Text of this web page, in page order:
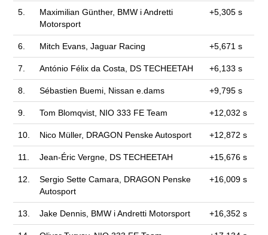
5.
Maximilian Günther, BMW i Andretti
Motorsport
+5,305 s
6. Mitch Evans, Jaguar Racing +5,671 s
7. António Félix da Costa, DS TECHEETAH +6,133 s
8. Sébastien Buemi, Nissan e.dams +9,795 s
9. Tom Blomqvist, NIO 333 FE Team +12,032 s
10. Nico Müller, DRAGON Penske Autosport +12,872 s
11. Jean-Éric Vergne, DS TECHEETAH +15,676 s
12.
Sergio Sette Camara, DRAGON Penske
Autosport
+16,009 s
13. Jake Dennis, BMW i Andretti Motorsport +16,352 s